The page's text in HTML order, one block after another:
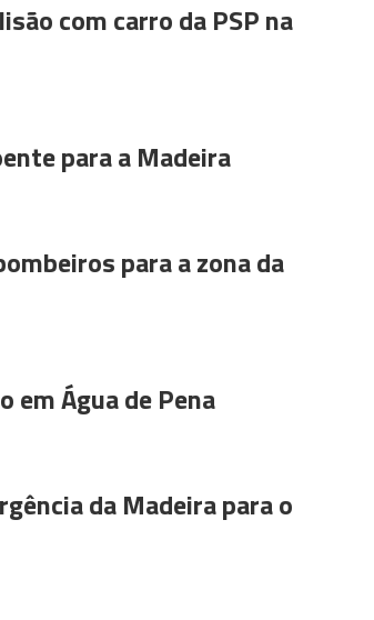
com carro da PSP na
para a Madeira
para a zona da
em Água de Pena
da Madeira para o